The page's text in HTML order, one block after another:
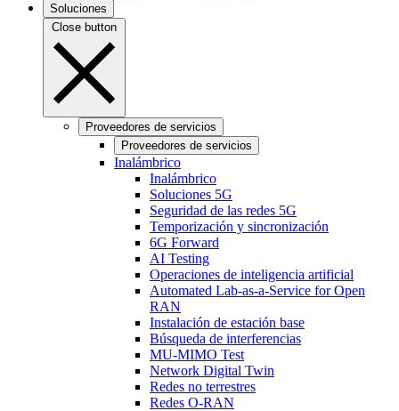
Soluciones
Close button
Proveedores de servicios
Proveedores de servicios
Inalámbrico
Inalámbrico
Soluciones 5G
Seguridad de las redes 5G
Temporización y sincronización
6G Forward
AI Testing
Operaciones de inteligencia artificial
Automated Lab-as-a-Service for Open
RAN
Instalación de estación base
Búsqueda de interferencias
MU-MIMO Test
Network Digital Twin
Redes no terrestres
Redes O-RAN